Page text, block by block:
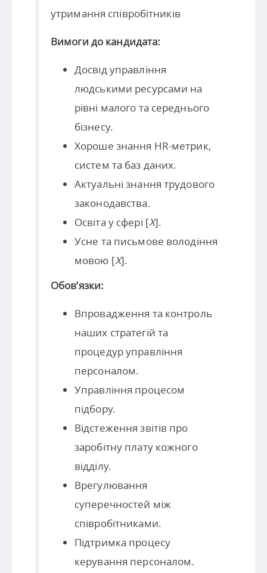
утримання співробітників
Вимоги до кандидата:
Досвід управління
людськими ресурсами на
рівні малого та середнього
бізнесу.
Хороше знання HR-метрик,
систем та баз даних.
Актуальні знання трудового
законодавства.
Освіта у сфері [X].
Усне та письмове володіння
мовою [X].
Обов’язки:
Впровадження та контроль
наших стратегій та
процедур управління
персоналом.
Управління процесом
підбору.
Відстеження звітів про
заробітну плату кожного
відділу.
Врегулювання
суперечностей між
співробітниками.
Підтримка процесу
керування персоналом.